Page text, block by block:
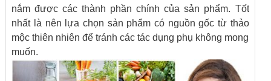
nắm được các thành phần chính của sản phẩm. Tốt
nhất là nên lựa chọn sản phẩm có nguồn gốc từ thảo
mộc thiên nhiên để tránh các tác dụng phụ không mong
muốn.